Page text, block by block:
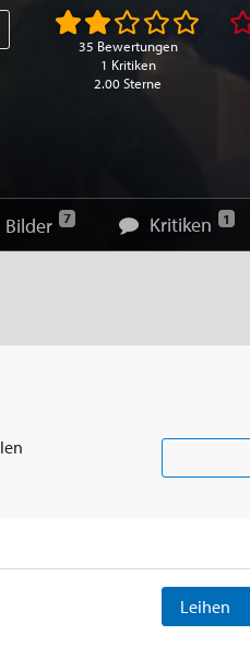
35 Bewertungen
1 Kritiken
2.00 Sterne
Bilder 7 Kritiken 1
Leihen